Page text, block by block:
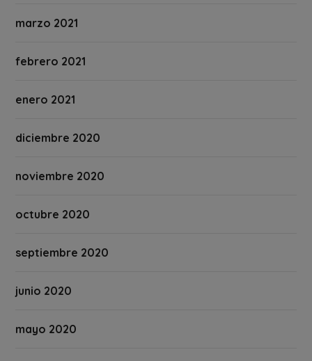
marzo 2021
febrero 2021
enero 2021
diciembre 2020
noviembre 2020
octubre 2020
septiembre 2020
junio 2020
mayo 2020